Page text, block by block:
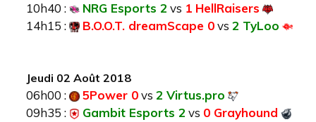
10h40 : NRG Esports 2 vs 1 HellRaisers
14h15 :
B.O.O.T. dreamScape 0vs 2 TyLoo
Jeudi 02 Août 2018
06h00 : 5Power 0vs 2 Virtus.pro
09h35 :
Gambit Esports 2 vs 0 Grayhound